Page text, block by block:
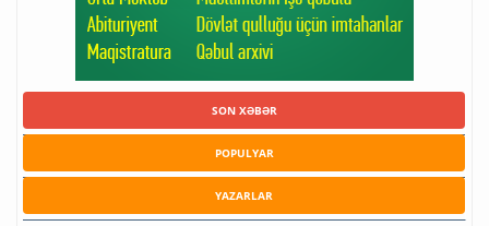
SON XƏBƏR
POPULYAR
YAZARLAR